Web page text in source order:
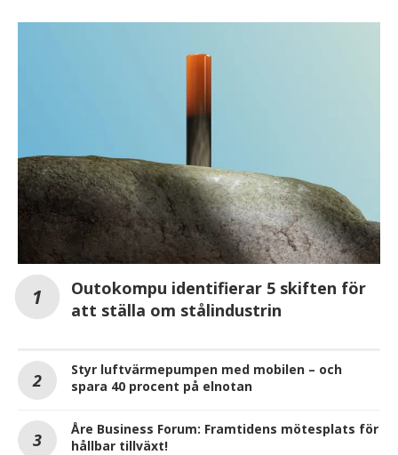
Outokompu identifierar 5 skiften för
att ställa om stålindustrin
Styr luftvärmepumpen med mobilen – och
spara 40 procent på elnotan
Åre Business Forum: Framtidens mötesplats för
hållbar tillväxt!